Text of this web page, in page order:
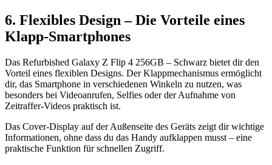
6. Flexibles Design – Die Vorteile eines
Klapp-Smartphones
Das Refurbished Galaxy Z Flip 4 256GB – Schwarz bietet dir den
Vorteil eines flexiblen Designs. Der Klappmechanismus ermöglicht
dir, das Smartphone in verschiedenen Winkeln zu nutzen, was
besonders bei Videoanrufen, Selfies oder der Aufnahme von
Zeitraffer-Videos praktisch ist.
Das Cover-Display auf der Außenseite des Geräts zeigt dir wichtige
Informationen, ohne dass du das Handy aufklappen musst – eine
praktische Funktion für schnellen Zugriff.